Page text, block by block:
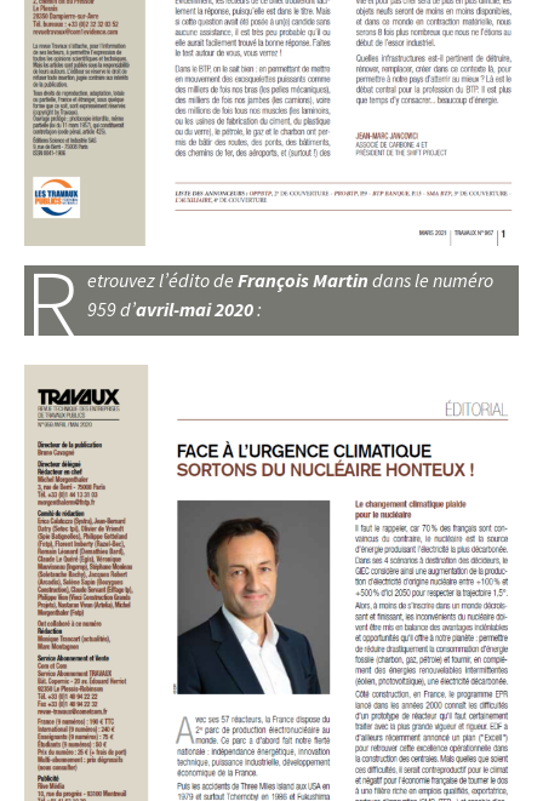
R etrouvez l’édito de François Martin dans le numéro
959 d’avril-mai 2020: